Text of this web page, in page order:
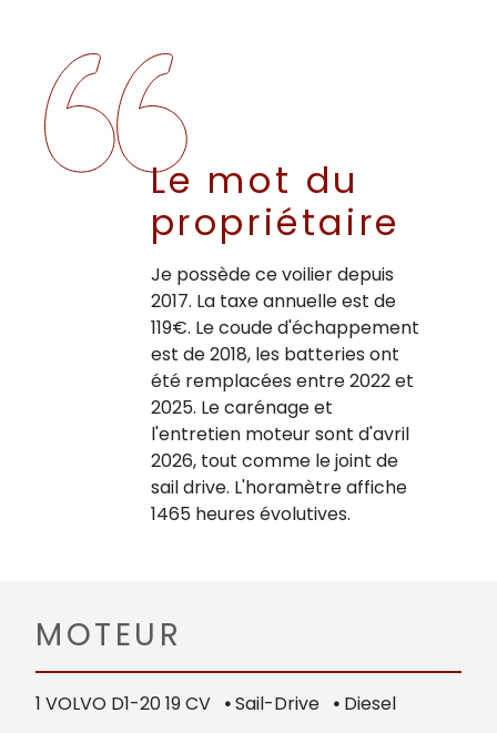
Le mot du
propriétaire
Je possède ce voilier depuis
2017. La taxe annuelle est de
119€. Le coude d'échappement
est de 2018, les batteries ont
été remplacées entre 2022 et
2025. Le carénage et
l'entretien moteur sont d'avril
2026, tout comme le joint de
sail drive. L'horamètre affiche
1465 heures évolutives.
MOTEUR
1 VOLVO D1-20 19 CV •Sail-Drive • Diesel